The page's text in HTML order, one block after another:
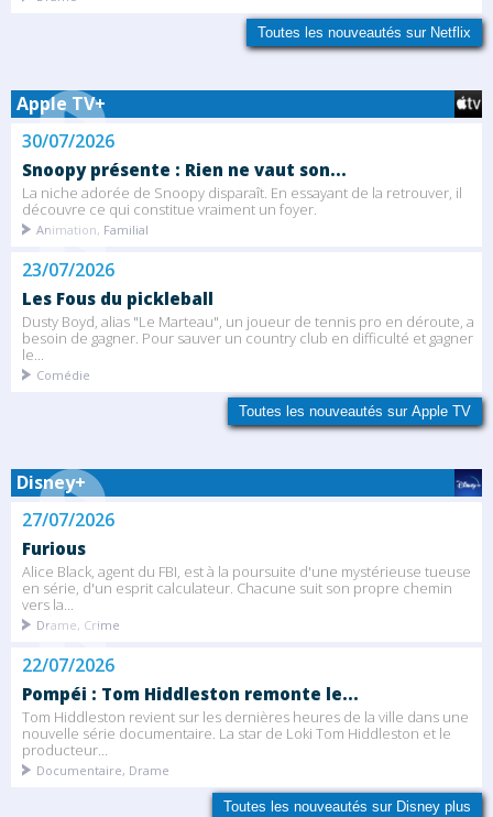
Toutes les nouveautés sur Netflix
Apple TV+
30/07/2026
Snoopy présente : Rien ne vaut son...
La niche adorée de Snoopy disparaît. En essayant de la retrouver, il
découvre ce qui constitue vraiment un foyer.
Animation, Familial
23/07/2026
Les Fous du pickleball
Dusty Boyd, alias "Le Marteau", un joueur de tennis pro en déroute, a
besoin de gagner. Pour sauver un country club en difficulté et gagner
le...
Comédie
Toutes les nouveautés sur Apple TV
Disney+
27/07/2026
Furious
Alice Black, agent du FBI, est à la poursuite d'une mystérieuse tueuse
en série, d'un esprit calculateur. Chacune suit son propre chemin
vers la...
Drame, Crime
22/07/2026
Pompéi : Tom Hiddleston remonte le...
Tom Hiddleston revient sur les dernières heures de la ville dans une
nouvelle série documentaire. La star de Loki Tom Hiddleston et le
producteur...
Documentaire, Drame
Toutes les nouveautés sur Disney plus